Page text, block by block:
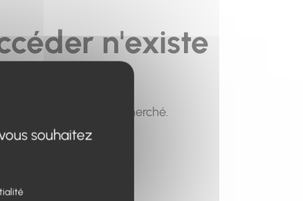
n'existe
trouver le contenu recherché.
souhaitez